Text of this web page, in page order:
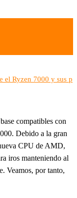
el Ryzen 7000 y sus p
compatibles con
Debido a la gran
CPU de AMD,
iros manteniendo al
Veamos, por tanto,